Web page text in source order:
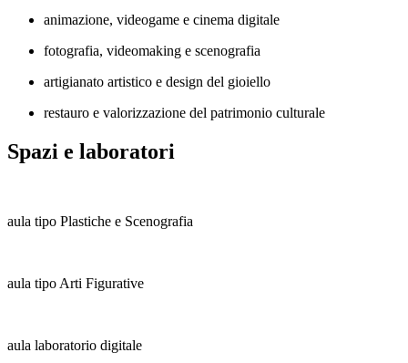
animazione, videogame e cinema digitale
fotografia, videomaking e scenografia
artigianato artistico e design del gioiello
restauro e valorizzazione del patrimonio culturale
Spazi e laboratori
aula tipo Plastiche e Scenografia
aula tipo Arti Figurative
aula laboratorio digitale